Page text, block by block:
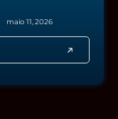
maio 11, 2026